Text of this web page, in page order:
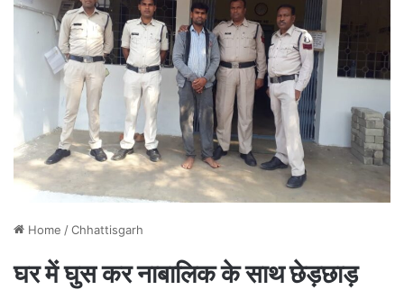
Home /Chhattisgarh
घर में घुस कर नाबालिक के साथ छेड़छाड़